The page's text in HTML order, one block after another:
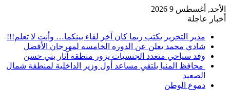
الأحد, أغسطس 9 2026
أخبار عاجلة
مدير التحرير يكتب ربما كان آخر لقاء بينكما… وأنت لا تعلم!!!
شادي محمد يعلن عن الدوره الخامسه لمهرجان الأفضل
وفد سياحي متعدد الجنسيات يزور منطقة آثار بني حسن
محافظ المنيا يلتقي مساعد أول وزير الداخلية لمنطقة شمال
الصعيد
دموع الوطن